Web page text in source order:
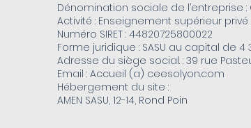
Dénomination sociale de l’entreprise :
Activité : Enseignement supérieur privé
Numéro SIRET : 44820725800022
Forme juridique : SASU au capital de 4
Adresse du siège social. : 39 rue
Email : Accueil (a) ceesolyon.com
Hébergement du site :
AMEN SASU, 12-14, Rond Poin